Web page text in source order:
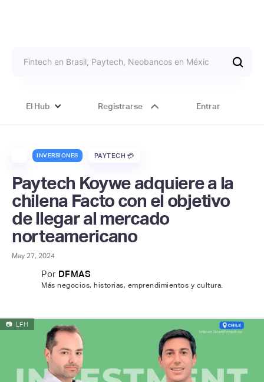
El Hub Registrarse Entrar
INVERSIONES PAYTECH 💳
Paytech Koywe adquiere a la
chilena Facto con el objetivo
de llegar al mercado
norteamericano
May 27, 2024
Por DFMAS
Más negocios, historias, emprendimientos y cultura.
📷 LFH